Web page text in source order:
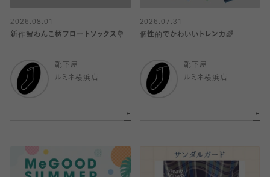
2026.08.01
新作🐩わんこ柄フロートソックス💐
靴下屋
ルミネ横浜店
2026.07.31
個性的でかわいいトレンカ🌈
靴下屋
ルミネ横浜店